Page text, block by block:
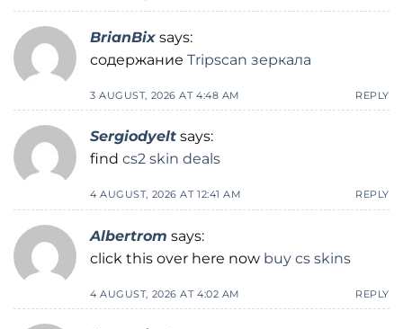
BrianBix says:
содержание Tripscan зеркала
3 AUGUST, 2026 AT 4:48 AM REPLY
Sergiodyelt says:
find cs2 skin deals
4 AUGUST, 2026 AT 12:41 AM REPLY
Albertrom says:
click this over here now buy cs skins
4 AUGUST, 2026 AT 4:02 AM REPLY